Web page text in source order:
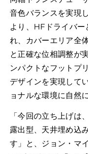
音色バランスを実現
より、HFドライバー
れ、カバーエリア全
と正確な位相調整が
ンパクトなフットプ
デザインを実現して
ョナルな環境に自然
「今回の立ち上げ
露出型、天井埋め込
す」と、ジョン・マ